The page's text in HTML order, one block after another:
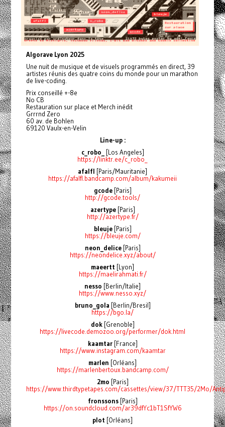
Algorave Lyon 2025
Une nuit de musique et de visuels programmés en direct, 39
artistes réunis des quatre coins du monde pour un marathon
de live-coding.
Prix conseillé +-8e
No CB
Restauration sur place et Merch inédit
Grrrnd Zero
60 av. de Bohlen
69120 Vaulx-en-Velin
Line-up :
c_robo_
[Los Angeles]
https://linktr.ee/c_robo_
afalfl [Paris/Mauritanie]
https://afalfl.bandcamp.com/album/kakumeii
gcode[Paris]
http://gcode.tools/
azertype[Paris]
http://azertype.fr/
bleuje[Paris]
https://bleuje.com/
neon_delice[Paris]
https://neondelice.xyz/about/
maeertt [Lyon]
https://maelirahmati.fr/
nesso [Berlin/Italie]
https://www.nesso.xyz/
bruno_gola [Berlin/Bresil]
https://bgo.la/
dok[Grenoble]
https://livecode.demozoo.org/performer/dok.html
kaamtar[France]
https://www.instagram.com/kaamtar
marlen [Orléans]
https://marlenbertoux.bandcamp.com/
2mo [Paris]
https://www.thirdtypetapes.com/cassettes/view/37/TTT35/2Mo/
fronssons[Paris]
https://on.soundcloud.com/ar39dfYc1bT1SfYW6
plot [Orléans]